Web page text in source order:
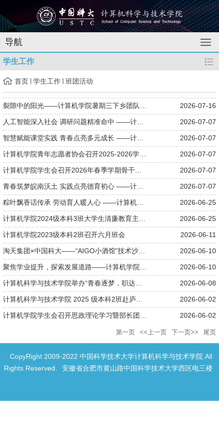
导航
学生工作
首页 学生工作 班团活动
裂隙中的阳光——计算机学院暑期三下乡团队赴皖南事变纪念碑开展红... 2026-07-16
人工智能深入社会 调研问题精准命中 ——计算机学院暑期三下乡团队... 2026-07-07
智慧赋能课堂实践 青春点亮多元成长 ——计算机学院暑期三下乡团队... 2026-07-07
计算机学院青年志愿者协会召开2025-2026学年骨干述职评议会 2026-07-07
计算机学院学生会召开2026年春季学期骨干述职评议会 2026-07-07
青春筑梦皖南沃土 实践点亮德育初心 ——计算机学院2026年暑期三下... 2026-07-07
粽叶飘香话传承 劳动育人暖人心 ——计算机学院2025级本科1班举办... 2026-06-25
计算机学院2024级本科3班大学生清廉教育主题班会顺利召开 2026-06-25
计算机学院2023级本科2班召开六月班会 2026-06-11
淘天集团×中国科大——“AIGO小酒馆”技术沙龙温馨启幕 2026-06-10
聚焦学业提升，探索发展道路——计算机学院2024级本科2班举办学业... 2026-06-10
计算机科学与技术学院举办“青春逐梦，职达未来”就业分享会 2026-06-08
计算机科学与技术学院 2025 级本科2班赴庐江开展采茶传统文化实... 2026-06-02
计算机学院学生会召开思政理论学习暨部长团换届大会 2026-06-02
第一页 <<上一页 下一页>> 尾页
CopyRight 2009-2022 中国科学技术大学计算机科学与技术学院 All
Rights Reserved.
安徽省合肥市黄山路中国科学技术大学西区电三楼